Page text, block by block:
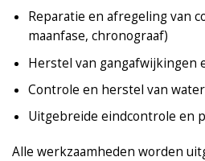
Reparatie en afregeling van
maanfase, chronograaf)
Herstel van gangafwijkingen
Controle en herstel van
Uitgebreide eindcontrole en
Alle werkzaamheden worden